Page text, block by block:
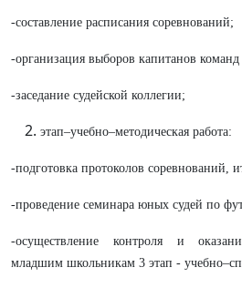
-составление расписания соревнований;
-организация выборов капитанов команд
-заседание судейской коллегии;
этап–учебно–методическая работа:
-подготовка протоколов соревнований,
-проведение семинара юных судей по
-осуществление контроля и
младшим школьникам 3 этап -